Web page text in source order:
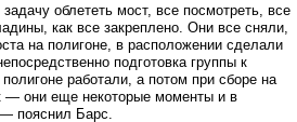
облететь мост, все посмотреть, все
как все закреплено. Они все сняли,
на полигоне, в расположении сделали
подготовка группы к
работали, а потом при сборе на
— они еще некоторые моменты и в
пояснил Барс.